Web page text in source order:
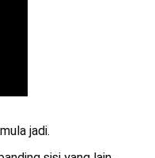
jadi.